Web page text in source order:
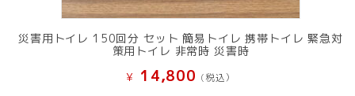
災害用トイレ 150回分 セット 簡易トイレ 携帯トイレ 緊急対
策用トイレ 非常時 災害時
¥ 14,800 (税込）